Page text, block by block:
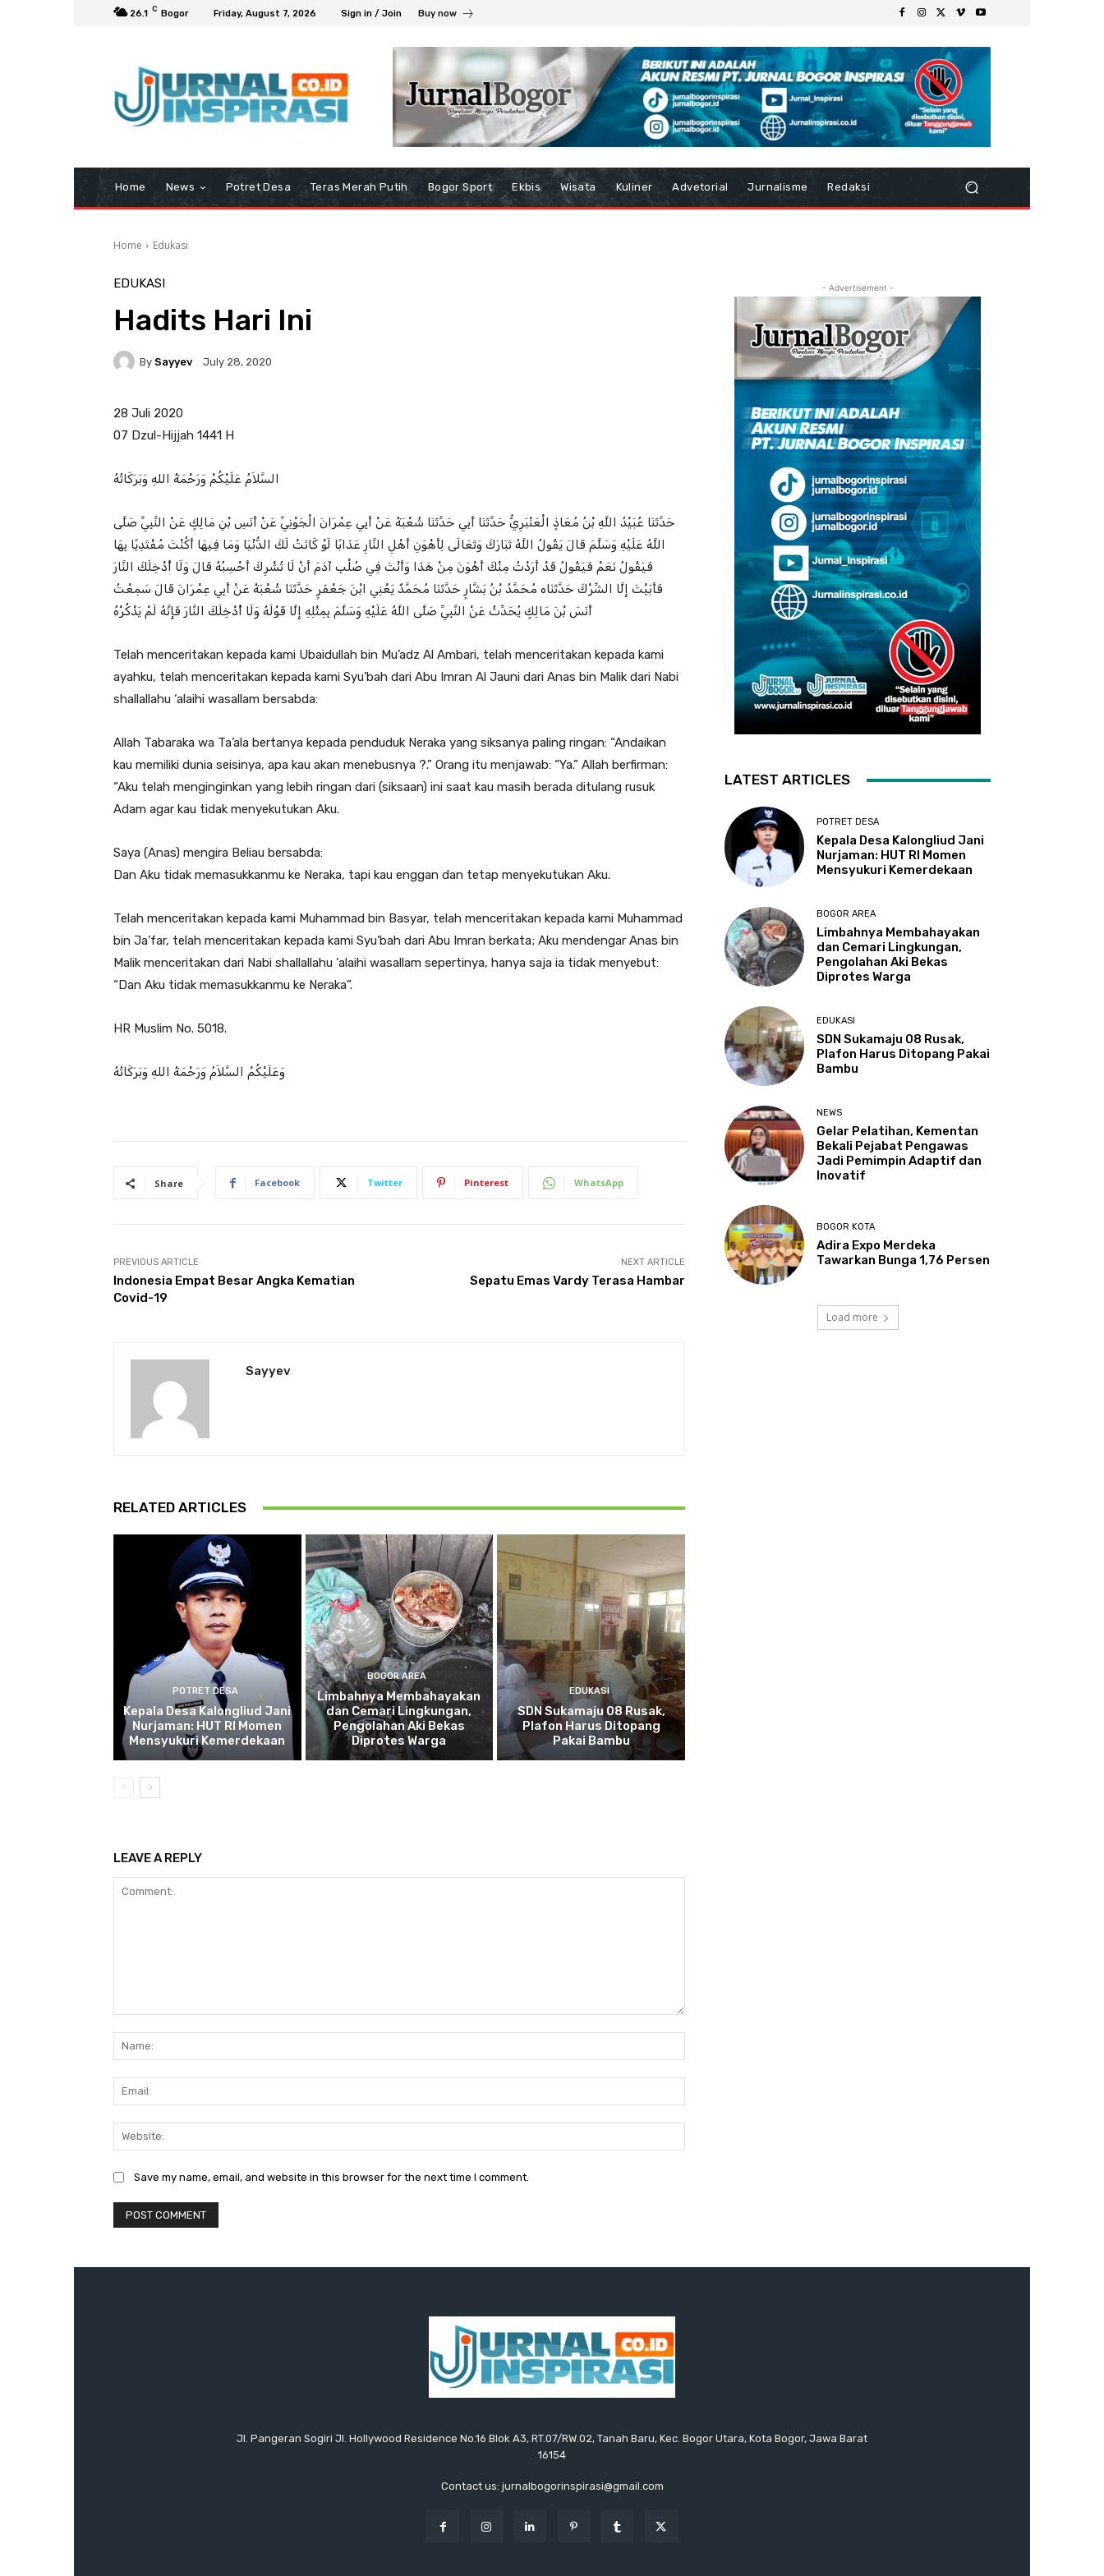
26.1 C Bogor Friday, August 7, 2026 Sign in / Join Buy now
Home News Potret Desa Teras Merah Putih Bogor Sport Ekbis Wisata Kuliner Advetorial Jurnalisme Redaksi
Home Edukasi
EDUKASI
Hadits Hari Ini
By Sayyev July 28, 2020
28 Juli 2020
07 Dzul-Hijjah 1441 H
السَّلاَمُ عَلَيْكُمْ وَرَحْمَةُ اللهِ وَبَرَكَاتُهُ
حَدَّثَنَا عُبَيْدُ اللَّهِ بْنُ مُعَاذٍ الْعَنْبَرِيُّ حَدَّثَنَا أَبِي حَدَّثَنَا شُعْبَةُ عَنْ أَبِي عِمْرَانَ الْجَوْنِيِّ عَنْ أَنَسِ بْنِ مَالِكٍ عَنْ النَّبِيِّ صَلَّى
اللَّهُ عَلَيْهِ وَسَلَّمَ قَالَ يَقُولُ اللَّهُ تَبَارَكَ وَتَعَالَى لِأَهْوَنِ أَهْلِ النَّارِ عَذَابًا لَوْ كَانَتْ لَكَ الدُّنْيَا وَمَا فِيهَا أَكُنْتَ مُفْتَدِيًا بِهَا
فَيَقُولُ نَعَمْ فَيَقُولُ قَدْ أَرَدْتُ مِنْكَ أَهْوَنَ مِنْ هَذَا وَأَنْتَ فِي صُلْبِ آدَمَ أَنْ لَا تُشْرِكَ أَحْسِبُهُ قَالَ وَلَا أُدْخِلَكَ النَّارَ
فَأَبَيْتَ إِلَّا الشِّرْكَ حَدَّثَنَاه مُحَمَّدُ بْنُ بَشَّارٍ حَدَّثَنَا مُحَمَّدٌ يَعْنِي ابْنَ جَعْفَرٍ حَدَّثَنَا شُعْبَةُ عَنْ أَبِي عِمْرَانَ قَالَ سَمِعْتُ
أَنَسَ بْنَ مَالِكٍ يُحَدِّثُ عَنْ النَّبِيِّ صَلَّى اللَّهُ عَلَيْهِ وَسَلَّمَ بِمِثْلِهِ إِلَّا قَوْلَهُ وَلَا أُدْخِلَكَ النَّارَ فَإِنَّهُ لَمْ يَذْكُرْهُ
Telah menceritakan kepada kami Ubaidullah bin Mu’adz Al Ambari, telah menceritakan kepada kami
ayahku, telah menceritakan kepada kami Syu’bah dari Abu Imran Al Jauni dari Anas bin Malik dari Nabi
shallallahu ‘alaihi wasallam bersabda:
Allah Tabaraka wa Ta’ala bertanya kepada penduduk Neraka yang siksanya paling ringan: “Andaikan
kau memiliki dunia seisinya, apa kau akan menebusnya ?.” Orang itu menjawab: “Ya.” Allah berfirman:
“Aku telah menginginkan yang lebih ringan dari (siksaan) ini saat kau masih berada ditulang rusuk
Adam agar kau tidak menyekutukan Aku.
Saya (Anas) mengira Beliau bersabda:
Dan Aku tidak memasukkanmu ke Neraka, tapi kau enggan dan tetap menyekutukan Aku.
Telah menceritakan kepada kami Muhammad bin Basyar, telah menceritakan kepada kami Muhammad
bin Ja’far, telah menceritakan kepada kami Syu’bah dari Abu Imran berkata; Aku mendengar Anas bin
Malik menceritakan dari Nabi shallallahu ‘alaihi wasallam sepertinya, hanya saja ia tidak menyebut:
“Dan Aku tidak memasukkanmu ke Neraka”.
HR Muslim No. 5018.
وَعَلَيْكُمْ السَّلاَمُ وَرَحْمَةُ اللهِ وَبَرَكَاتُهُ
Share Facebook Twitter Pinterest WhatsApp
PREVIOUS ARTICLE
Indonesia Empat Besar Angka Kematian
Covid-19
NEXT ARTICLE
Sepatu Emas Vardy Terasa Hambar
Sayyev
RELATED ARTICLES
POTRET DESA
Kepala Desa Kalongliud Jani
Nurjaman: HUT RI Momen
Mensyukuri Kemerdekaan
BOGOR AREA
Limbahnya Membahayakan
dan Cemari Lingkungan,
Pengolahan Aki Bekas
Diprotes Warga
EDUKASI
SDN Sukamaju 08 Rusak,
Plafon Harus Ditopang
Pakai Bambu
LEAVE A REPLY
Save my name, email, and website in this browser for the next time I comment.
- Advertisement -
LATEST ARTICLES
POTRET DESA
Kepala Desa Kalongliud Jani
Nurjaman: HUT RI Momen
Mensyukuri Kemerdekaan
BOGOR AREA
Limbahnya Membahayakan
dan Cemari Lingkungan,
Pengolahan Aki Bekas
Diprotes Warga
EDUKASI
SDN Sukamaju 08 Rusak,
Plafon Harus Ditopang Pakai
Bambu
NEWS
Gelar Pelatihan, Kementan
Bekali Pejabat Pengawas
Jadi Pemimpin Adaptif dan
Inovatif
BOGOR KOTA
Adira Expo Merdeka
Tawarkan Bunga 1,76 Persen
Load more
Jl. Pangeran Sogiri Jl. Hollywood Residence No.16 Blok A3, RT.07/RW.02, Tanah Baru, Kec. Bogor Utara, Kota Bogor, Jawa Barat
16154
Contact us: jurnalbogorinspirasi@gmail.com